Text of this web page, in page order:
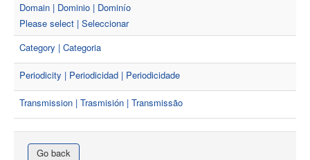
Domain | Dominio | Dominío
Please select | Seleccionar
Category | Categoria
Periodicity | Periodicidad | Periodicidade
Transmission | Trasmisión | Transmissão
Go back